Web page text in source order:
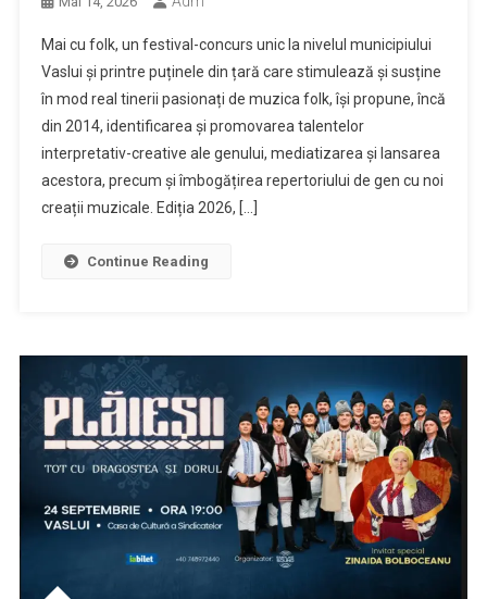
Mai cu folk, un festival-concurs unic la nivelul municipiului
Vaslui și printre puținele din țară care stimulează și susține
în mod real tinerii pasionați de muzica folk, își propune, încă
din 2014, identificarea și promovarea talentelor
interpretativ-creative ale genului, mediatizarea și lansarea
acestora, precum și îmbogățirea repertoriului de gen cu noi
creații muzicale. Ediția 2026, […]
Continue Reading